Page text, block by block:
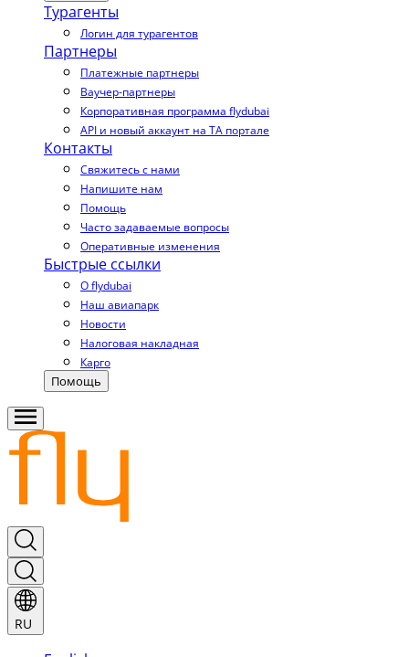
Турагенты
Логин для турагентов
Партнеры
Платежные партнеры
Ваучер-партнеры
Корпоративная программа flydubai
API и новый аккаунт на TA портале
Контакты
Свяжитесь с нами
Напишите нам
Помощь
Часто задаваемые вопросы
Оперативные изменения
Быстрые ссылки
О flydubai
Наш авиапарк
Новости
Налоговая накладная
Карго
Помощь
RU